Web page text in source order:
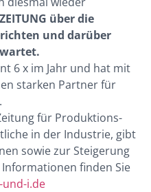
über die
und darüber
6 x im Jahr und hat mit
starken Partner für
für Produktions-
in der Industrie, gibt
sowie zur Steigerung
finden Sie
und-i.de